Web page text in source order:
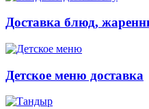
Доставка блюд,
Детское меню доставка